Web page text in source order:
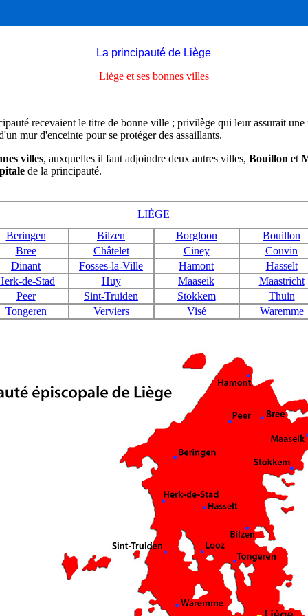
La principauté de Liège
Liège et ses bonnes villes
recevaient le titre de bonne ville ; privilège qui leur assurait une
mur d'enceinte pour se protéger des assaillants.
villes, auxquelles il faut adjoindre deux autres villes, Bouillon et
de la principauté.
LIÈGE
Beringen
Bilzen Borgloon
Bouillon
Bree
Châtelet Ciney
Couvin
Dinant
Fosses-la-Ville Hamont
Hasselt
de-Stad
Huy Maaseik
Maastricht
Peer
Sint-Truiden Stokkem
Thuin
Tongeren
Verviers Visé Waremme